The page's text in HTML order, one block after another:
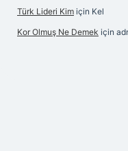
Türk Lideri Kim için Kel
Kor Olmuş Ne Demek için